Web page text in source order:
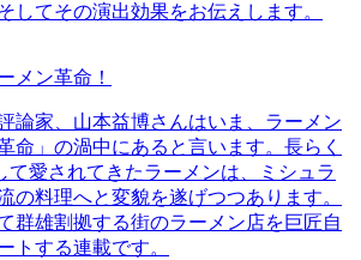
してその演出効果をお伝えします。
メン革命！
論家、山本益博さんはいま、ラーメン
命」の渦中にあると言います。長らく
て愛されてきたラーメンは、ミシュラ
の料理へと変貌を遂げつつあります。
群雄割拠する街のラーメン店を巨匠自
トする連載です。